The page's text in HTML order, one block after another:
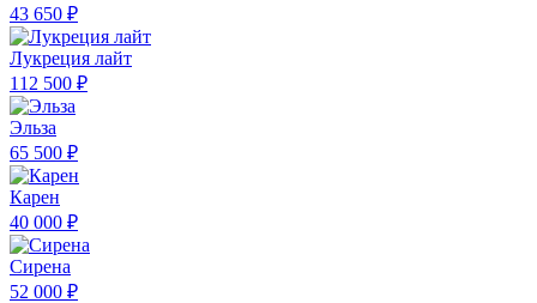
43 650 ₽
Лукреция лайт
112 500 ₽
Эльза
65 500 ₽
Карен
40 000 ₽
Сирена
52 000 ₽